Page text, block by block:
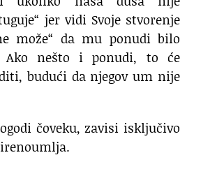
jer vidi Svoje stvorenje
može“ da mu ponudi bilo
Ako nešto i ponudi, to će
budući da njegov um nije
čoveku, zavisi isključivo